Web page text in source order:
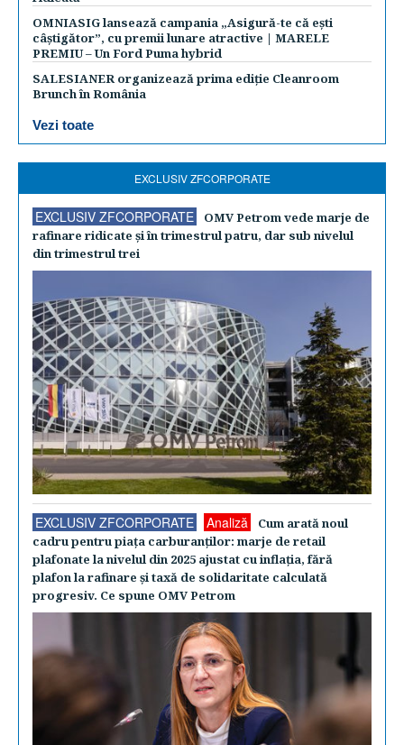
OMNIASIG lansează campania „Asigură-te că ești
câștigător”, cu premii lunare atractive | MARELE
PREMIU – Un Ford Puma hybrid
SALESIANER organizează prima ediție Cleanroom
Brunch în România
Vezi toate
EXCLUSIV ZFCORPORATE
EXCLUSIV ZFCORPORATE
OMV Petrom vede marje de
rafinare ridicate şi în trimestrul patru, dar sub nivelul
din trimestrul trei
EXCLUSIV ZFCORPORATE Analiză
Cum arată noul
cadru pentru piaţa carburanţilor: marje de retail
plafonate la nivelul din 2025 ajustat cu inflaţia, fără
plafon la rafinare şi taxă de solidaritate calculată
progresiv. Ce spune OMV Petrom